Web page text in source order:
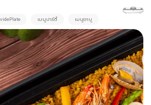
เมนูปาร์ตี้ เมนูชาบู